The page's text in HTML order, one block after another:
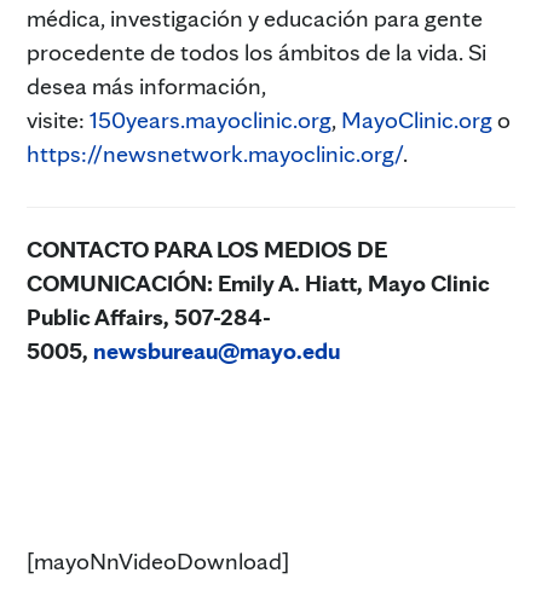
médica, investigación y educación para gente
procedente de todos los ámbitos de la vida. Si
desea más información,
visite: 150years.mayoclinic.org, MayoClinic.orgo
https://newsnetwork.mayoclinic.org/.
CONTACTO PARA LOS MEDIOS DE
COMUNICACIÓN: Emily A. Hiatt, Mayo Clinic
Public Affairs, 507-284-
5005, newsbureau@mayo.edu
[mayoNnVideoDownload]